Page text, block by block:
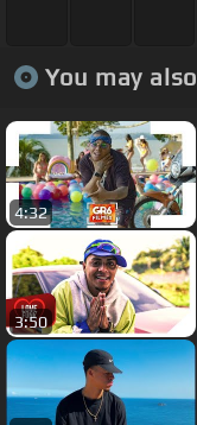
You may
4:32
3:50